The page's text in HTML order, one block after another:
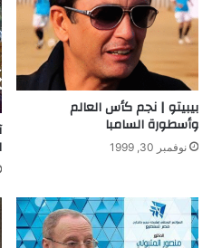
بيبيتو | نجم كأس العالم
وأسطورة السامبا
نوفمبر 30, 1999